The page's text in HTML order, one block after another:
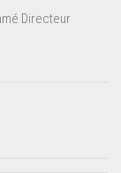
Directeur